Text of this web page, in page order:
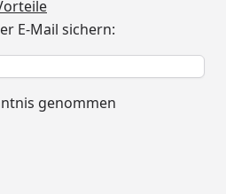
E-Mail sichern:
genommen